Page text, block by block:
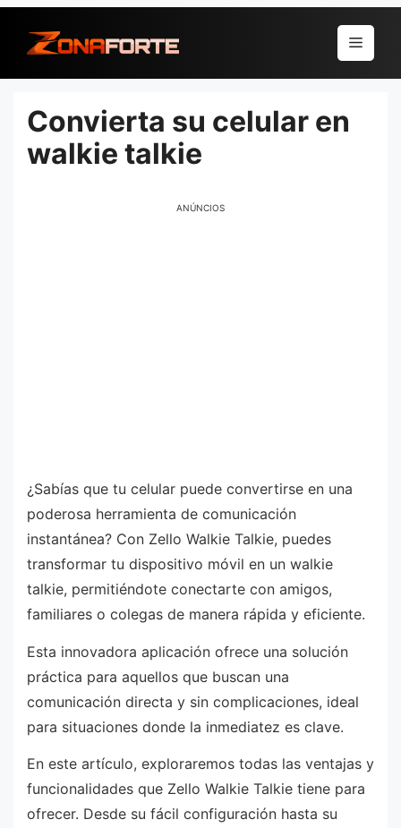
para
conteúdo
Menu
Convierta su celular en
walkie talkie
ANÚNCIOS
¿Sabías que tu celular puede convertirse en una
poderosa herramienta de comunicación
instantánea? Con Zello Walkie Talkie, puedes
transformar tu dispositivo móvil en un walkie
talkie, permitiéndote conectarte con amigos,
familiares o colegas de manera rápida y eficiente.
Esta innovadora aplicación ofrece una solución
práctica para aquellos que buscan una
comunicación directa y sin complicaciones, ideal
para situaciones donde la inmediatez es clave.
En este artículo, exploraremos todas las ventajas y
funcionalidades que Zello Walkie Talkie tiene para
ofrecer. Desde su fácil configuración hasta su